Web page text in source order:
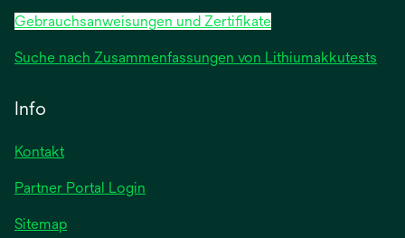
Gebrauchsanweisungen und Zertifikate
Suche nach Zusammenfassungen von Lithiumakkutests
Info
Kontakt
Partner Portal Login
Sitemap